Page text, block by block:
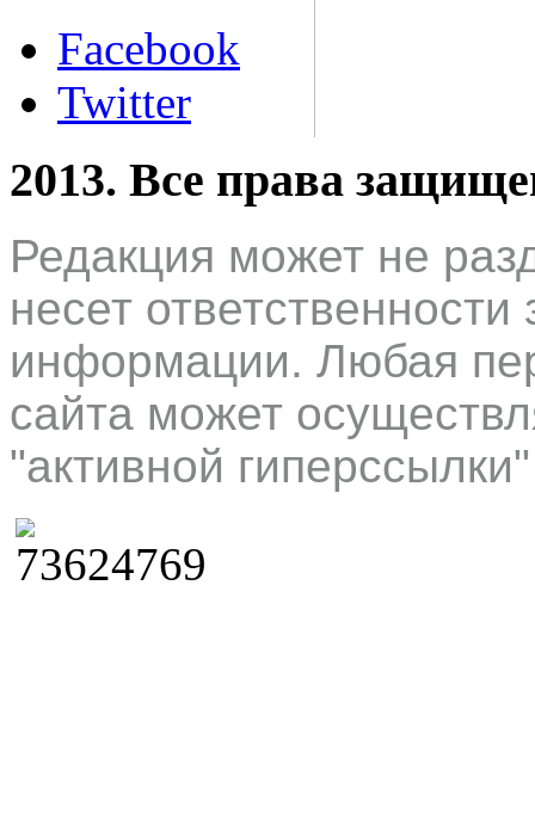
Facebook
Twitter
2013. Все права
Редакция может не
несет
информации. Любая
сайта может
"активной